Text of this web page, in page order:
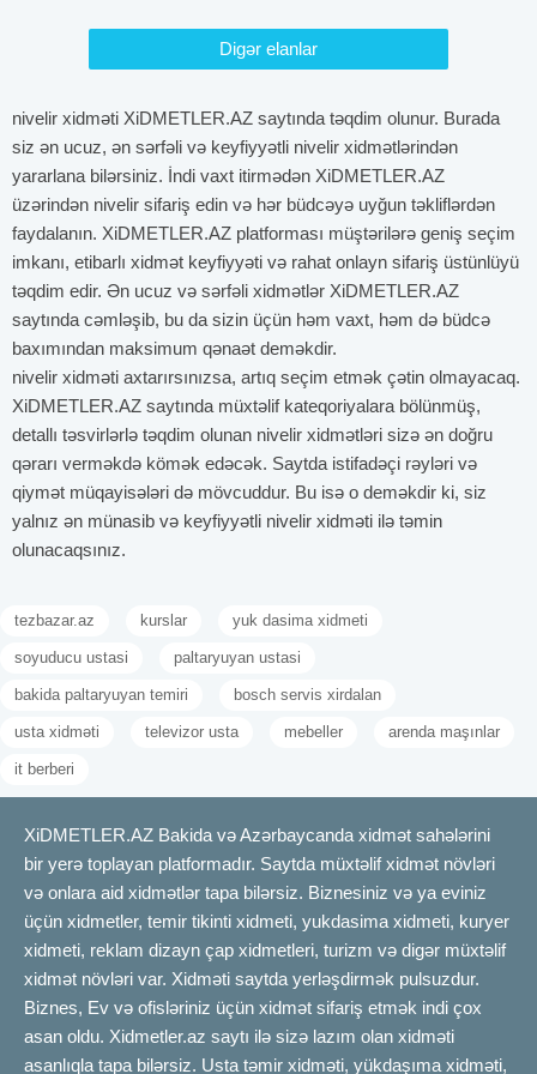
Digər elanlar
nivelir xidməti XiDMETLER.AZ saytında təqdim olunur. Burada
siz ən ucuz, ən sərfəli və keyfiyyətli nivelir xidmətlərindən
yararlana bilərsiniz. İndi vaxt itirmədən XiDMETLER.AZ
üzərindən nivelir sifariş edin və hər büdcəyə uyğun təkliflərdən
faydalanın. XiDMETLER.AZ platforması müştərilərə geniş seçim
imkanı, etibarlı xidmət keyfiyyəti və rahat onlayn sifariş üstünlüyü
təqdim edir. Ən ucuz və sərfəli xidmətlər XiDMETLER.AZ
saytında cəmləşib, bu da sizin üçün həm vaxt, həm də büdcə
baxımından maksimum qənaət deməkdir.
nivelir xidməti axtarırsınızsa, artıq seçim etmək çətin olmayacaq.
XiDMETLER.AZ saytında müxtəlif kateqoriyalara bölünmüş,
detallı təsvirlərlə təqdim olunan nivelir xidmətləri sizə ən doğru
qərarı verməkdə kömək edəcək. Saytda istifadəçi rəyləri və
qiymət müqayisələri də mövcuddur. Bu isə o deməkdir ki, siz
yalnız ən münasib və keyfiyyətli nivelir xidməti ilə təmin
olunacaqsınız.
tezbazar.az kurslar yuk dasima xidmeti
soyuducu ustasi paltaryuyan ustasi
bakida paltaryuyan temiri bosch servis xirdalan
usta xidməti televizor usta mebeller arenda maşınlar
it berberi
XiDMETLER.AZ Bakida və Azərbaycanda xidmət sahələrini
bir yerə toplayan platformadır. Saytda müxtəlif xidmət növləri
və onlara aid xidmətlər tapa bilərsiz. Biznesiniz və ya eviniz
üçün xidmetler, temir tikinti xidmeti, yukdasima xidmeti, kuryer
xidmeti, reklam dizayn çap xidmetleri, turizm və digər müxtəlif
xidmət növləri var. Xidməti saytda yerləşdirmək pulsuzdur.
Biznes, Ev və ofisləriniz üçün xidmət sifariş etmək indi çox
asan oldu. Xidmetler.az saytı ilə sizə lazım olan xidməti
asanlıqla tapa bilərsiz. Usta təmir xidməti, yükdaşıma xidməti,